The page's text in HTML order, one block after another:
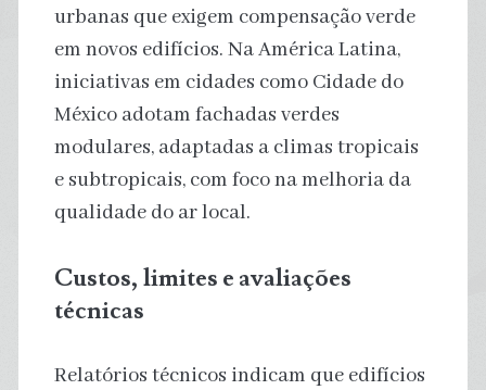
urbanas que exigem compensação verde
em novos edifícios. Na América Latina,
iniciativas em cidades como Cidade do
México adotam fachadas verdes
modulares, adaptadas a climas tropicais
e subtropicais, com foco na melhoria da
qualidade do ar local.
Custos, limites e avaliações
técnicas
Relatórios técnicos indicam que edifícios